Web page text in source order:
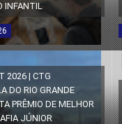
INFANTIL
2026 | CTG
DO RIO GRANDE
PRÊMIO DE MELHOR
JÚNIOR